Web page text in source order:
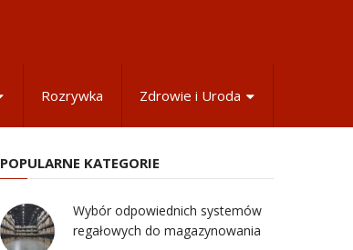
Rozrywka Zdrowie i Uroda
POPULARNE KATEGORIE
Wybór odpowiednich systemów
regałowych do magazynowania